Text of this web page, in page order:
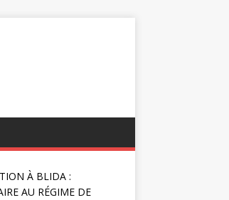
À BLIDA :
AU RÉGIME DE